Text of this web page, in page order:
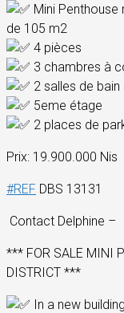
Mini
de 105 m2
4 pièces
3 chambres à
2 salles de
5eme étage
2 places de
Prix: 19.900.000 Nis
#REF DBS 13131
Contact Delphine –
*** FOR SALE MINI
DISTRICT ***
In a new